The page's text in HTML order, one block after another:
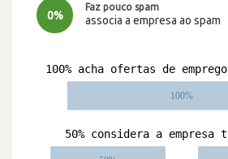
0%
Faz pouco spam
associa a empresa ao spam